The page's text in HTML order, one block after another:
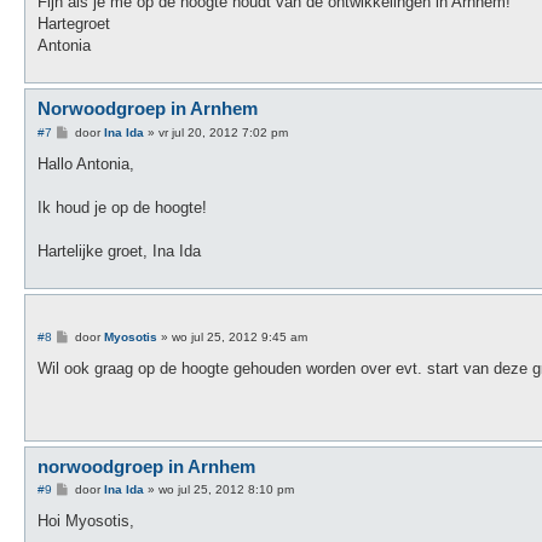
c
h
Hartegroet
Antonia
Norwoodgroep in Arnhem
#7
B
r
h
doorIna Ida » vr jul 20, 2012 7:02 pm
Hallo Antonia,
Ik houd je op de hoogte!
Hartelijke groet, Ina Ida
#8
B
r
doorMyosotis » wo jul 25, 2012 9:45 am
Wil ook graag op de hoogte gehouden worden over evt. start van deze
norwoodgroep in Arnhem
#9
B
r
doorIna Ida» wo jul 25, 2012 8:10 pm
Hoi Myosotis,